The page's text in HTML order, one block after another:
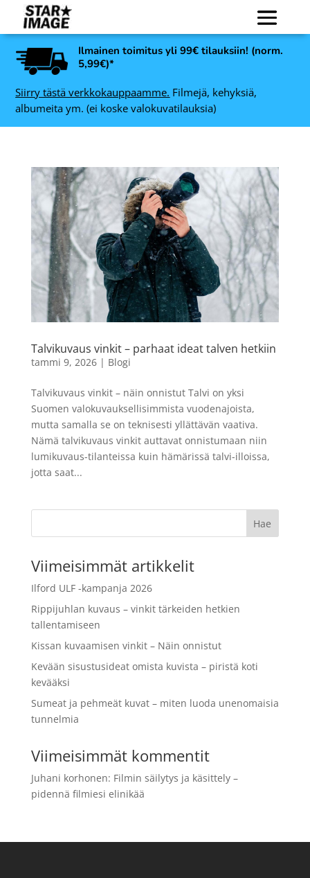
Ilmainen toimitus yli 99€ tilauksiin! (norm.
5,99€)*
Siirry tästä verkkokauppaamme. Filmejä, kehyksiä,
albumeita ym. (ei koske valokuvatilauksia)
Talvikuvaus vinkit – parhaat ideat talven hetkiin
tammi 9, 2026| Blogi
Talvikuvaus vinkit – näin onnistut Talvi on yksi
Suomen valokuvauksellisimmista vuodenajoista,
mutta samalla se on teknisesti yllättävän vaativa.
Nämä talvikuvaus vinkit auttavat onnistumaan niin
lumikuvaus-tilanteissa kuin hämärissä talvi-illoissa,
jotta saat...
Viimeisimmät artikkelit
Ilford ULF -kampanja 2026
Rippijuhlan kuvaus – vinkit tärkeiden hetkien
tallentamiseen
Kissan kuvaamisen vinkit – Näin onnistut
Kevään sisustusideat omista kuvista – piristä koti
kevääksi
Sumeat ja pehmeät kuvat – miten luoda unenomaisia
tunnelmia
Viimeisimmät kommentit
Juhani korhonen: Filmin säilytys ja käsittely –
pidennä filmiesi elinikää
Kodak Slide N Scan Digital
Film Scanner 5"